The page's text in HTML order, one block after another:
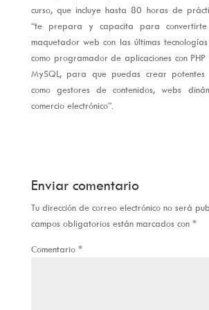
curso, que incluye hasta 80 horas de
“te prepara y capacita para
maquetador web con las últimas
como programador de aplicaciones con
MySQL, para que puedas crear potentes
como gestores de contenidos, webs
comercio electrónico”.
Enviar comentario
Tu dirección de correo electrónico no será
campos obligatorios están marcados con *
Comentario *